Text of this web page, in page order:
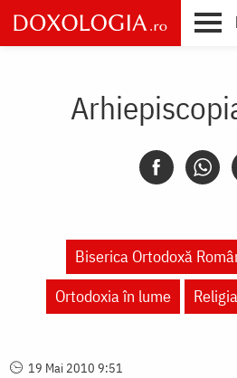
Skip
to
main
Biserica Ortodoxă
Ortodoxia în lume
19 Mai 2010 9:51